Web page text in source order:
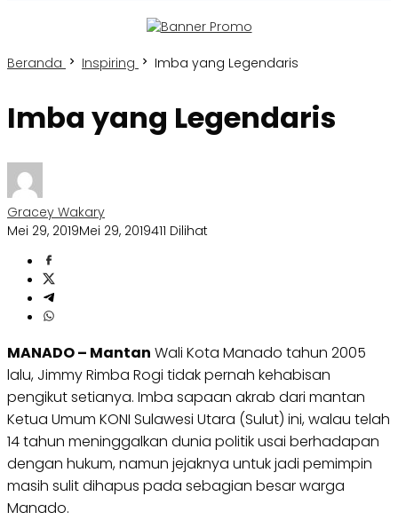
Beranda Inspiring Imba yang Legendaris
Imba yang Legendaris
Gracey Wakary
Mei 29, 2019Mei 29, 2019411 Dilihat
MANADO – Mantan Wali Kota Manado tahun 2005
lalu, Jimmy Rimba Rogi tidak pernah kehabisan
pengikut setianya. Imba sapaan akrab dari mantan
Ketua Umum KONI Sulawesi Utara (Sulut) ini, walau telah
14 tahun meninggalkan dunia politik usai berhadapan
dengan hukum, namun jejaknya untuk jadi pemimpin
masih sulit dihapus pada sebagian besar warga
Manado.